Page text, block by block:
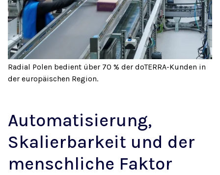
Radial Polen bedient über 70 % der doTERRA-Kunden in
der europäischen Region.
Automatisierung,
Skalierbarkeit und der
menschliche Faktor